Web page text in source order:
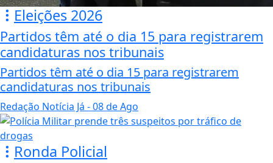
Eleições 2026
Partidos têm até o dia 15 para registrarem
candidaturas nos tribunais
Partidos têm até o dia 15 para registrarem
candidaturas nos tribunais
Redação Notícia Já - 08 de Ago
Ronda Policial